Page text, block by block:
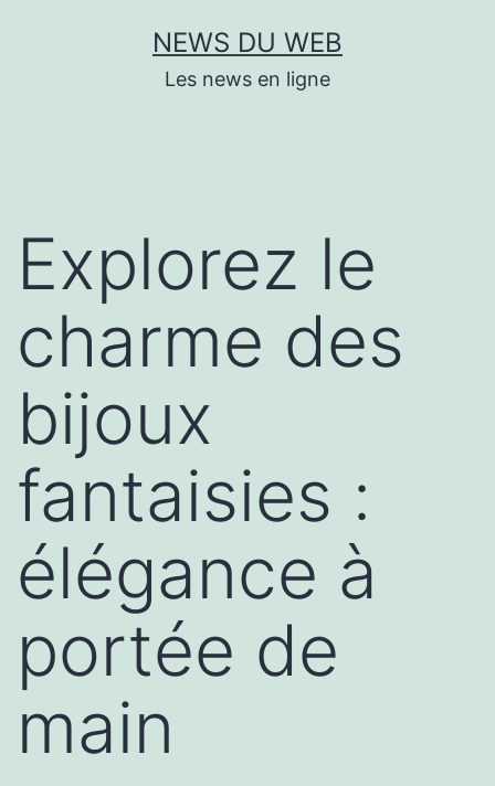
NEWS DU WEB
Les news en ligne
Explorez le
charme des
bijoux
fantaisies :
élégance à
portée de
main